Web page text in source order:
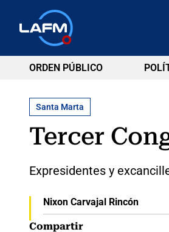
ORDEN PÚBLICO
Santa Marta
Tercer
Expresidentes y
Nixon Carvajal Rincón
Compartir